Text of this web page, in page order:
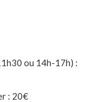
ou 14h-17h) :
: 20€